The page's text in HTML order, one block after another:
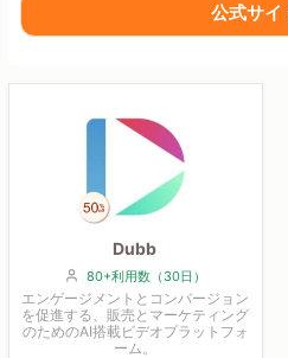
公式サ
Dubb
80+利用数（30日）
エンゲージメントとコンバージョン
を促進する、販売とマーケティング
のためのAI搭載ビデオプラットフォ
ーム。